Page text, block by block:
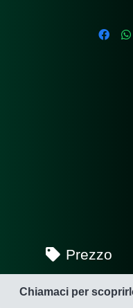
Prezzo
Chiamaci per